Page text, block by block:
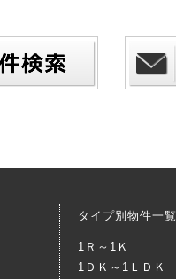
タイプ別物件一覧
1Ｒ～1Ｋ
1ＤＫ～1ＬＤＫ